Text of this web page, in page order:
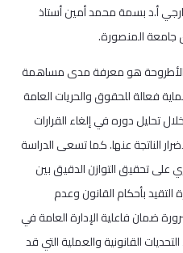
أ.د بسمة محمد أمين أستاذ
جامعة المنصورة.
الأطروحة هو معرفة مدى مساهمة
فعالة للحقوق والحريات العامة
تحليل دوره في إلغاء القرارات
الناتجة عنها. كما تسعى الدراسة
على تحقيق التوازن الدقيق بين
بأحكام القانون وعدم
ضمان فاعلية الإدارة العامة في
القانونية والعملية التي قد